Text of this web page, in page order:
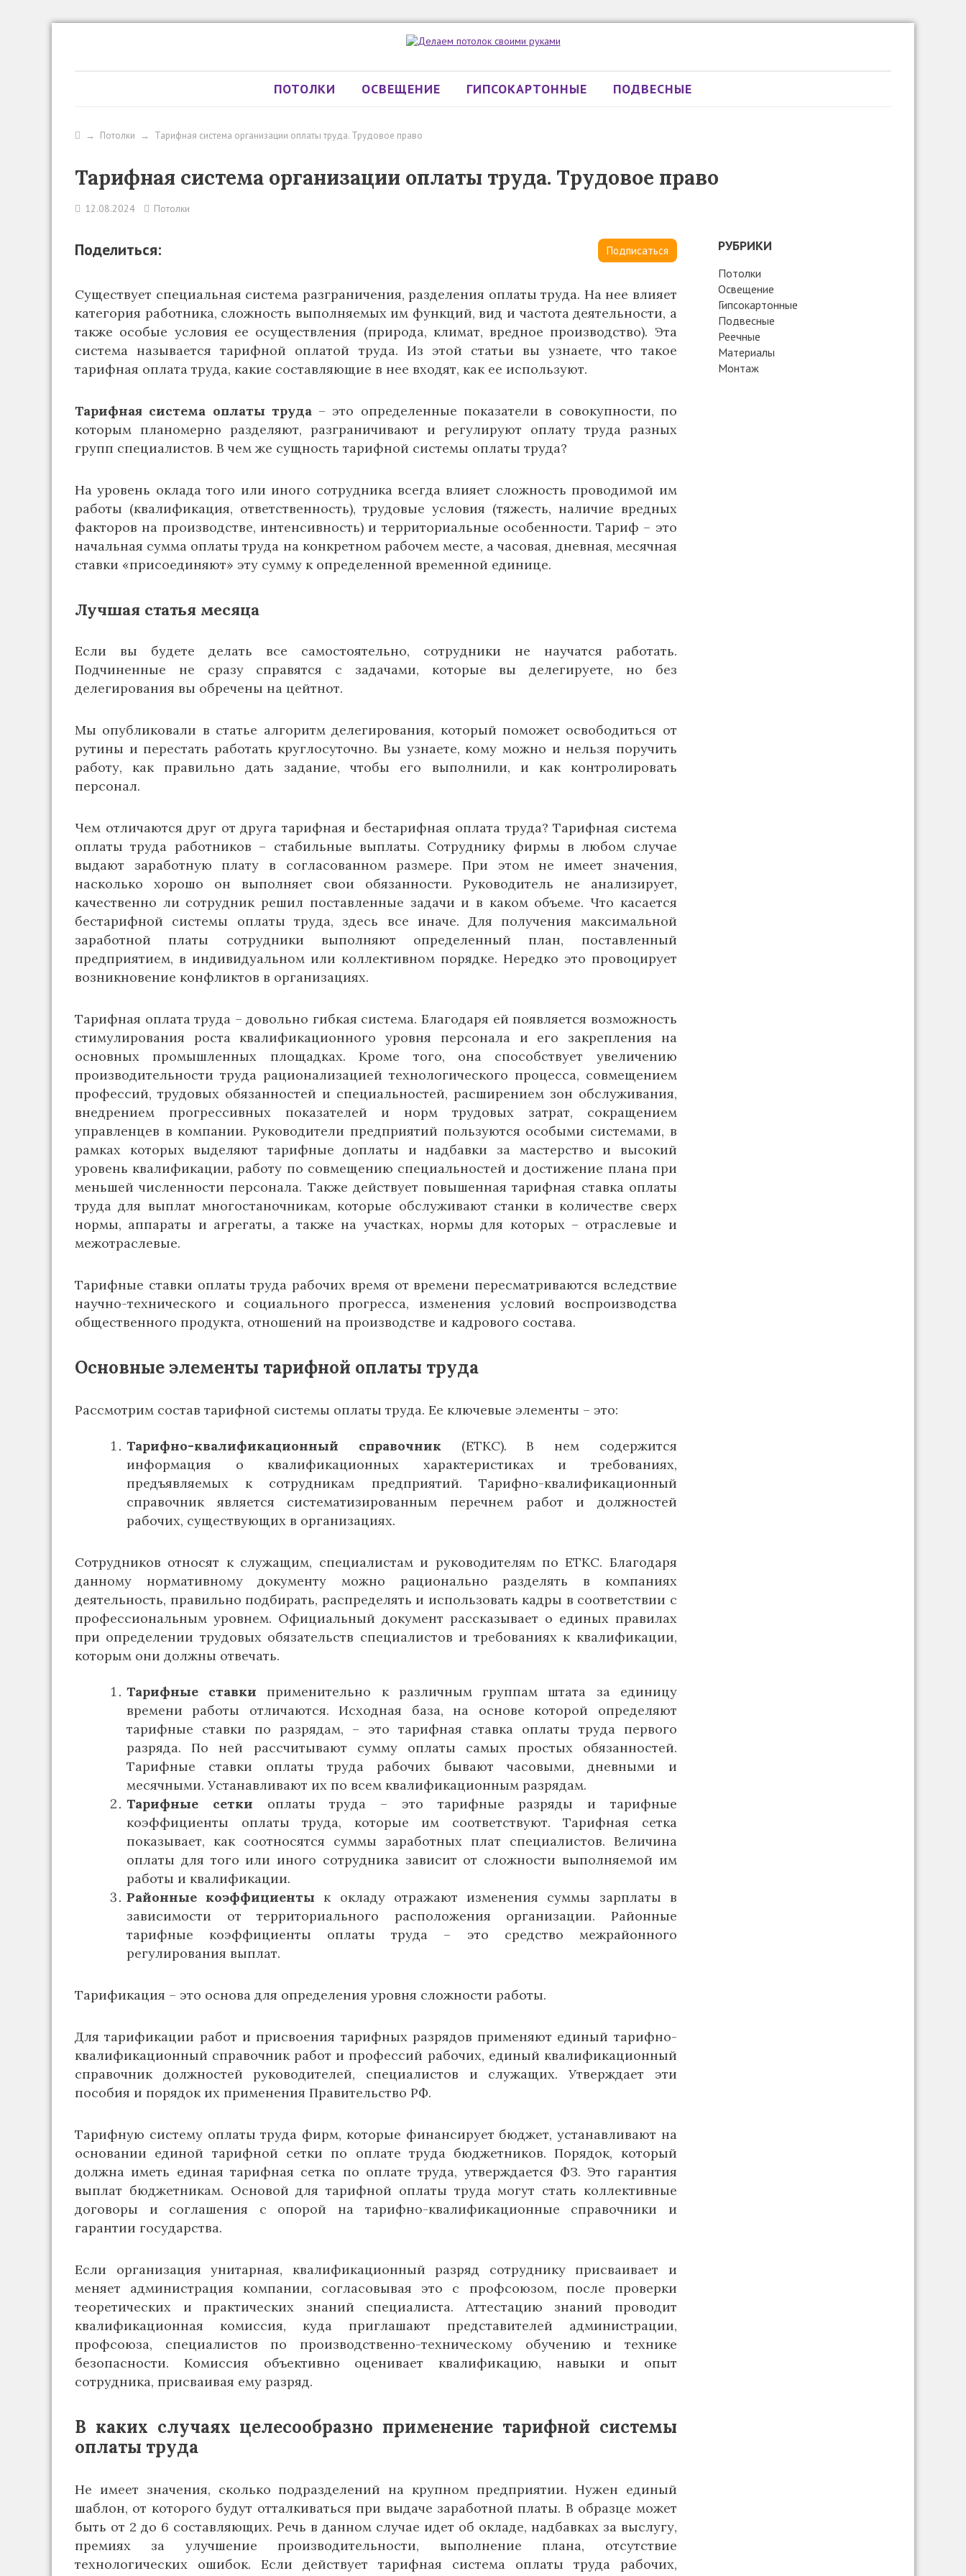
ПОТОЛКИ ОСВЕЩЕНИЕ ГИПСОКАРТОННЫЕ ПОДВЕСНЫЕ
→ Потолки → Тарифная система организации оплаты труда. Трудовое право
Тарифная система организации оплаты труда. Трудовое право
12.08.2024 Потолки
Поделиться: Подписаться
Существует специальная система разграничения, разделения оплаты труда. На нее влияет
категория работника, сложность выполняемых им функций, вид и частота деятельности, а
также особые условия ее осуществления (природа, климат, вредное производство). Эта
система называется тарифной оплатой труда. Из этой статьи вы узнаете, что такое
тарифная оплата труда, какие составляющие в нее входят, как ее используют.
Тарифная система оплаты труда – это определенные показатели в совокупности, по
которым планомерно разделяют, разграничивают и регулируют оплату труда разных
групп специалистов. В чем же сущность тарифной системы оплаты труда?
На уровень оклада того или иного сотрудника всегда влияет сложность проводимой им
работы (квалификация, ответственность), трудовые условия (тяжесть, наличие вредных
факторов на производстве, интенсивность) и территориальные особенности. Тариф – это
начальная сумма оплаты труда на конкретном рабочем месте, а часовая, дневная, месячная
ставки «присоединяют» эту сумму к определенной временной единице.
Лучшая статья месяца
Если вы будете делать все самостоятельно, сотрудники не научатся работать.
Подчиненные не сразу справятся с задачами, которые вы делегируете, но без
делегирования вы обречены на цейтнот.
Мы опубликовали в статье алгоритм делегирования, который поможет освободиться от
рутины и перестать работать круглосуточно. Вы узнаете, кому можно и нельзя поручить
работу, как правильно дать задание, чтобы его выполнили, и как контролировать
персонал.
Чем отличаются друг от друга тарифная и бестарифная оплата труда? Тарифная система
оплаты труда работников – стабильные выплаты. Сотруднику фирмы в любом случае
выдают заработную плату в согласованном размере. При этом не имеет значения,
насколько хорошо он выполняет свои обязанности. Руководитель не анализирует,
качественно ли сотрудник решил поставленные задачи и в каком объеме. Что касается
бестарифной системы оплаты труда, здесь все иначе. Для получения максимальной
заработной платы сотрудники выполняют определенный план, поставленный
предприятием, в индивидуальном или коллективном порядке. Нередко это провоцирует
возникновение конфликтов в организациях.
Тарифная оплата труда – довольно гибкая система. Благодаря ей появляется возможность
стимулирования роста квалификационного уровня персонала и его закрепления на
основных промышленных площадках. Кроме того, она способствует увеличению
производительности труда рационализацией технологического процесса, совмещением
профессий, трудовых обязанностей и специальностей, расширением зон обслуживания,
внедрением прогрессивных показателей и норм трудовых затрат, сокращением
управленцев в компании. Руководители предприятий пользуются особыми системами, в
рамках которых выделяют тарифные доплаты и надбавки за мастерство и высокий
уровень квалификации, работу по совмещению специальностей и достижение плана при
меньшей численности персонала. Также действует повышенная тарифная ставка оплаты
труда для выплат многостаночникам, которые обслуживают станки в количестве сверх
нормы, аппараты и агрегаты, а также на участках, нормы для которых – отраслевые и
межотраслевые.
Тарифные ставки оплаты труда рабочих время от времени пересматриваются вследствие
научно-технического и социального прогресса, изменения условий воспроизводства
общественного продукта, отношений на производстве и кадрового состава.
Основные элементы тарифной оплаты труда
Рассмотрим состав тарифной системы оплаты труда. Ее ключевые элементы – это:
Тарифно-квалификационный справочник (ЕТКС). В нем содержится
информация о квалификационных характеристиках и требованиях,
предъявляемых к сотрудникам предприятий. Тарифно-квалификационный
справочник является систематизированным перечнем работ и должностей
рабочих, существующих в организациях.
Сотрудников относят к служащим, специалистам и руководителям по ЕТКС. Благодаря
данному нормативному документу можно рационально разделять в компаниях
деятельность, правильно подбирать, распределять и использовать кадры в соответствии с
профессиональным уровнем. Официальный документ рассказывает о единых правилах
при определении трудовых обязательств специалистов и требованиях к квалификации,
которым они должны отвечать.
Тарифные ставки применительно к различным группам штата за единицу
времени работы отличаются. Исходная база, на основе которой определяют
тарифные ставки по разрядам, – это тарифная ставка оплаты труда первого
разряда. По ней рассчитывают сумму оплаты самых простых обязанностей.
Тарифные ставки оплаты труда рабочих бывают часовыми, дневными и
месячными. Устанавливают их по всем квалификационным разрядам.
Тарифные сетки оплаты труда – это тарифные разряды и тарифные
коэффициенты оплаты труда, которые им соответствуют. Тарифная сетка
показывает, как соотносятся суммы заработных плат специалистов. Величина
оплаты для того или иного сотрудника зависит от сложности выполняемой им
работы и квалификации.
Районные коэффициенты к окладу отражают изменения суммы зарплаты в
зависимости от территориального расположения организации. Районные
тарифные коэффициенты оплаты труда – это средство межрайонного
регулирования выплат.
Тарификация – это основа для определения уровня сложности работы.
Для тарификации работ и присвоения тарифных разрядов применяют единый тарифно-
квалификационный справочник работ и профессий рабочих, единый квалификационный
справочник должностей руководителей, специалистов и служащих. Утверждает эти
пособия и порядок их применения Правительство РФ.
Тарифную систему оплаты труда фирм, которые финансирует бюджет, устанавливают на
основании единой тарифной сетки по оплате труда бюджетников. Порядок, который
должна иметь единая тарифная сетка по оплате труда, утверждается ФЗ. Это гарантия
выплат бюджетникам. Основой для тарифной оплаты труда могут стать коллективные
договоры и соглашения с опорой на тарифно-квалификационные справочники и
гарантии государства.
Если организация унитарная, квалификационный разряд сотруднику присваивает и
меняет администрация компании, согласовывая это с профсоюзом, после проверки
теоретических и практических знаний специалиста. Аттестацию знаний проводит
квалификационная комиссия, куда приглашают представителей администрации,
профсоюза, специалистов по производственно-техническому обучению и технике
безопасности. Комиссия объективно оценивает квалификацию, навыки и опыт
сотрудника, присваивая ему разряд.
В каких случаях целесообразно применение тарифной системы
оплаты труда
Не имеет значения, сколько подразделений на крупном предприятии. Нужен единый
шаблон, от которого будут отталкиваться при выдаче заработной платы. В образце может
быть от 2 до 6 составляющих. Речь в данном случае идет об окладе, надбавках за выслугу,
премиях за улучшение производительности, выполнение плана, отсутствие
технологических ошибок. Если действует тарифная система оплаты труда рабочих,
РУБРИКИ
Потолки
Освещение
Гипсокартонные
Подвесные
Реечные
Материалы
Монтаж